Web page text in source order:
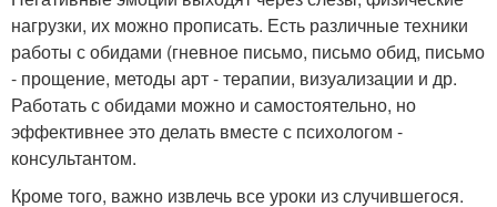
нагрузки, их можно прописать. Есть различные техники
работы с обидами (гневное письмо, письмо обид, письмо
- прощение, методы арт - терапии, визуализации и др.
Работать с обидами можно и самостоятельно, но
эффективнее это делать вместе с психологом -
консультантом.
Кроме того, важно извлечь все уроки из случившегося.